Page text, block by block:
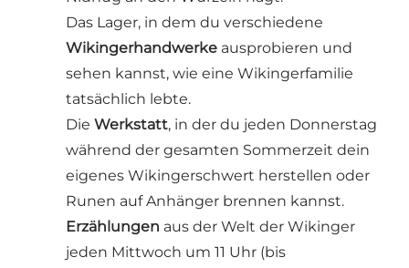
Das Lager, in dem du verschiedene
Wikingerhandwerke ausprobieren und
sehen kannst, wie eine Wikingerfamilie
tatsächlich lebte.
Die Werkstatt, in der du jeden Donnerstag
während der gesamten Sommerzeit dein
eigenes Wikingerschwert herstellen oder
Runen auf Anhänger brennen kannst.
Erzählungen aus der Welt der Wikinger
jeden Mittwoch um 11 Uhr (bis